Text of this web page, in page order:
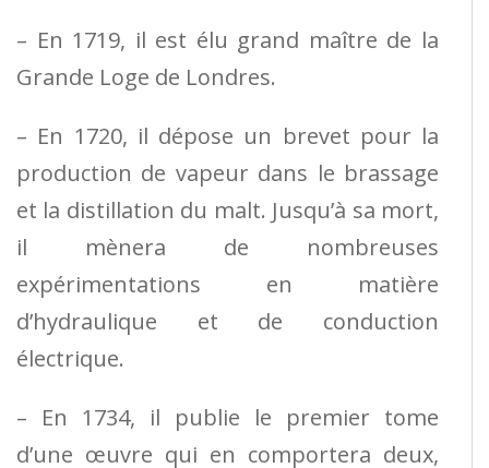
– En 1719, il est élu grand maître de la
Grande Loge de Londres.
– En 1720, il dépose un brevet pour la
production de vapeur dans le brassage
et la distillation du malt. Jusqu’à sa mort,
il mènera de nombreuses
expérimentations en matière
d’hydraulique et de conduction
électrique.
– En 1734, il publie le premier tome
d’une œuvre qui en comportera deux,